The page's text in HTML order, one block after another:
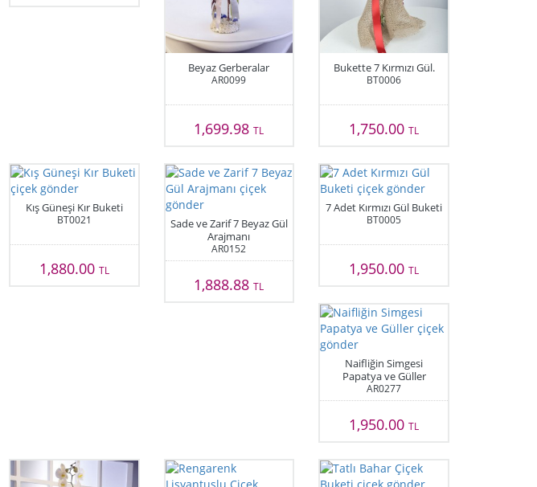
Beyaz Gerberalar
AR0099
1,699.98TL
Bukette 7 Kırmızı Gül.
BT0006
1,750.00TL
Kış Güneşi Kır Buketi
BT0021
1,880.00 TL
Sade ve Zarif 7 Beyaz Gül
Arajmanı
AR0152
1,888.88TL
7 Adet Kırmızı Gül Buketi
BT0005
1,950.00TL
Naifliğin Simgesi
Papatya ve Güller
AR0277
1,950.00TL